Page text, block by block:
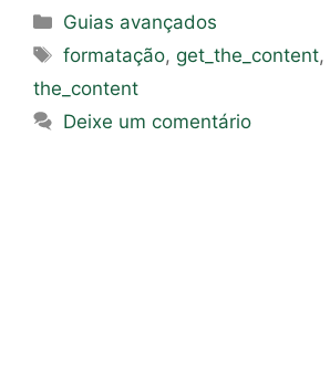
Categorias
Guias avançados
Tags
formatação, get_the_content,
the_content
Deixe um comentário